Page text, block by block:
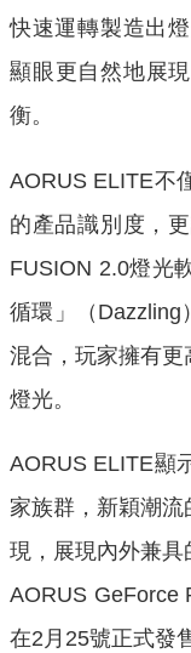
快速運轉製造出
顯眼更自然地展
衡。
AORUS ELITE不
的產品識別度，
FUSION 2.0燈光
循環」（Dazzling
混合， 玩家擁有更
燈光。
AORUS ELITE顯
家族群， 新穎潮流
現， 展現內外兼具
AORUS GeForce
在2月25號正式發